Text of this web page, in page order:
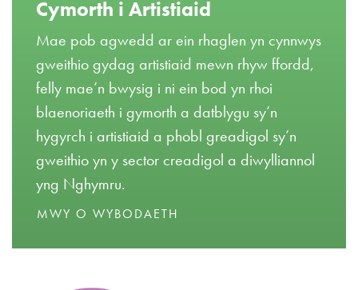
Cymorth i Artistiaid
Mae pob agwedd ar ein rhaglen yn cynnwys
gweithio gydag artistiaid mewn rhyw ffordd,
felly mae’n bwysig i ni ein bod yn rhoi
blaenoriaeth i gymorth a datblygu sy’n
hygyrch i artistiaid a phobl greadigol sy’n
gweithio yn y sector creadigol a diwylliannol
yng Nghymru.
MWY O WYBODAETH